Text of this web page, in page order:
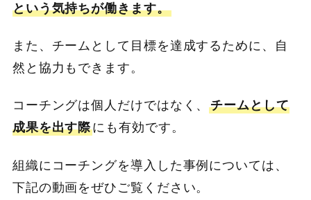
という気持ちが働きます。
また、チームとして目標を達成するために、自
然と協力もできます。
コーチングは個人だけではなく、チームとして
成果を出す際にも有効です。
組織にコーチングを導入した事例については、
下記の動画をぜひご覧ください。